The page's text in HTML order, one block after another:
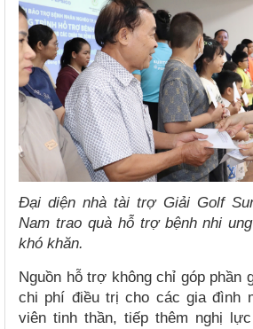
Đại diện nhà tài trợ Giải Golf
Nam trao quà hỗ trợ bệnh nhi
khó khăn.
Nguồn hỗ trợ không chỉ góp phần
chi phí điều trị cho các gia đình
viên tinh thần, tiếp thêm nghị